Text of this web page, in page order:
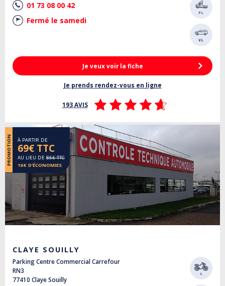
01 73 08 00 42
Fermé le samedi
Je veux voir la fiche
Je prends rendez-vous en ligne
193 AVIS
PROMOTION À PARTIR DE
69€ TTC
AU LIEU DE 85€ TTC
16€ D’ÉCONOMIES
CLAYE SOUILLY
Parking Centre Commercial Carrefour
RN3
77410 Claye Souilly